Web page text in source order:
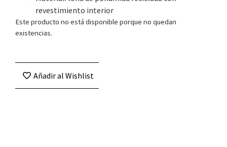
revestimiento interior
Este producto no está disponible porque no quedan
existencias.
Añadir al Wishlist